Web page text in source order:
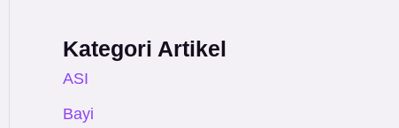
Kategori Artikel
ASI
Bayi